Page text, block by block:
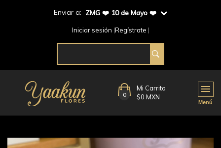
Enviar a: ZMG ❤️ 10 de Mayo ❤️
Iniciar sesión Regístrate
0
Mi Carrito
$0 MXN